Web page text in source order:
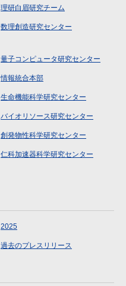
理研白眉研究チーム
数理創造研究センター
量子コンピュータ研究センター
情報統合本部
生命機能科学研究センター
バイオリソース研究センター
創発物性科学研究センター
仁科加速器科学研究センター
2025
過去のプレスリリース